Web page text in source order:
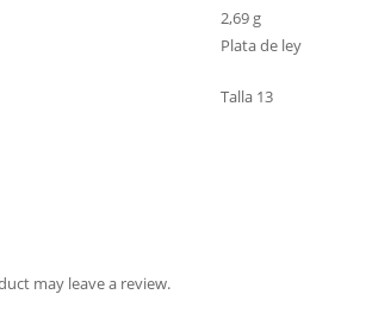
2,69 g
Plata de ley
Talla 13
may leave a review.